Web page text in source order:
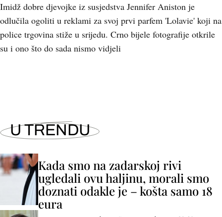
Imidž dobre djevojke iz susjedstva Jennifer Aniston je
odlučila ogoliti u reklami za svoj prvi parfem 'Lolavie' koji na
police trgovina stiže u srijedu. Crno bijele fotografije otkrile
su i ono što do sada nismo vidjeli
U TRENDU
Kada smo na zadarskoj rivi
ugledali ovu haljinu, morali smo
doznati odakle je – košta samo 18
eura